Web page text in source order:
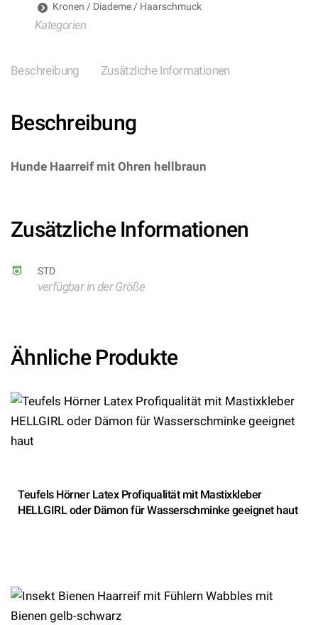
Kronen / Diademe / Haarschmuck
Kategorien
Beschreibung Zusätzliche Informationen
Beschreibung
Hunde Haarreif mit Ohren hellbraun
Zusätzliche Informationen
STD
verfügbar in der Größe
Ähnliche Produkte
Teufels Hörner Latex Profiqualität mit Mastixkleber
HELLGIRL oder Dämon für Wasserschminke geeignet haut